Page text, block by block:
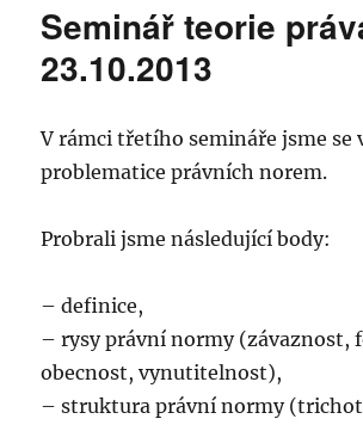
Seminář
Seminář teorie
23.10.2013
V rámci třetího semináře jsme se
problematice právních norem.
Probrali jsme následující body:
– definice,
– rysy právní normy (závaznost,
obecnost, vynutitelnost),
– struktura právní normy